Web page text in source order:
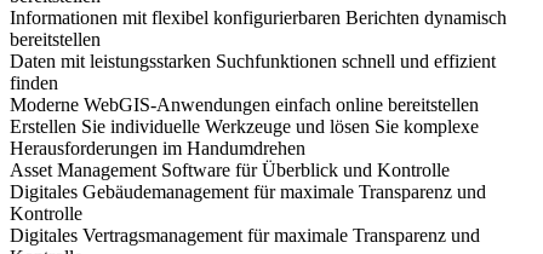
Informationen mit flexibel konfigurierbaren Berichten dynamisch
bereitstellen
Daten mit leistungsstarken Suchfunktionen schnell und effizient
finden
Moderne WebGIS-Anwendungen einfach online bereitstellen
Erstellen Sie individuelle Werkzeuge und lösen Sie komplexe
Herausforderungen im Handumdrehen
Asset Management Software für Überblick und Kontrolle
Digitales Gebäudemanagement für maximale Transparenz und
Kontrolle
Digitales Vertragsmanagement für maximale Transparenz und